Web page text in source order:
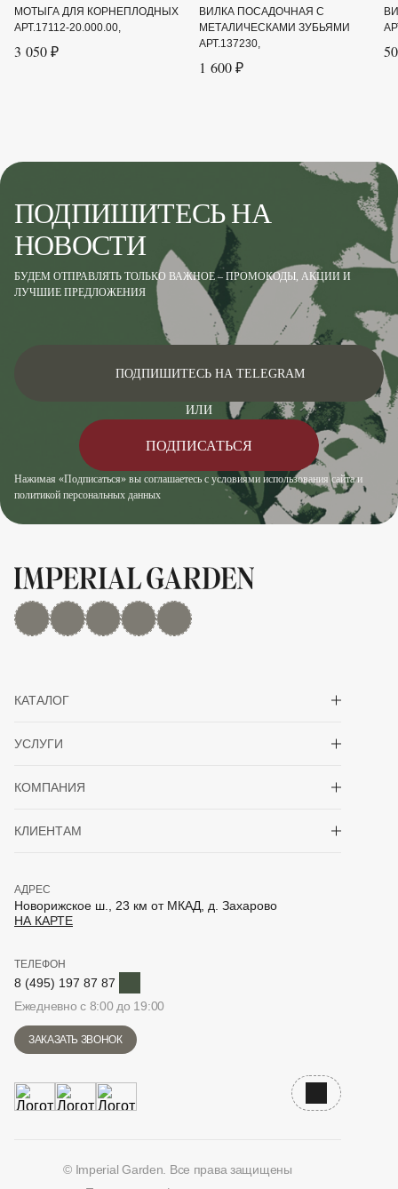
МОТЫГА ДЛЯ КОРНЕПЛОДНЫХ
АРТ.17112-20.000.00,
3 050 ₽
ВИЛКА ПОСАДОЧНАЯ С
МЕТАЛИЧЕСКАМИ ЗУБЬЯМИ
АРТ.137230,
1 600 ₽
ПОДПИШИТЕСЬ НА
НОВОСТИ
БУДЕМ ОТПРАВЛЯТЬ ТОЛЬКО ВАЖНОЕ – ПРОМОКОДЫ, АКЦИИ И
ЛУЧШИЕ ПРЕДЛОЖЕНИЯ
Нажимая «Подписаться» вы соглашаетесь с условиями использования сайта и
политикой персональных данных
ПОДПИШИТЕСЬ НА TELEGRAM
ИЛИ
ПОДПИСАТЬСЯ
MAX Дзен YouTuberutubeTelegram
КАТАЛОГ
УСЛУГИ
КОМПАНИЯ
КЛИЕНТАМ
АДРЕС
Новорижское ш., 23 км от МКАД, д. Захарово
НА КАРТЕ
ТЕЛЕФОН
8 (495) 197 87 87
Ежедневно с 8:00 до 19:00
ЗАКАЗАТЬ ЗВОНОК
Наверх
© Imperial Garden. Все права защищены